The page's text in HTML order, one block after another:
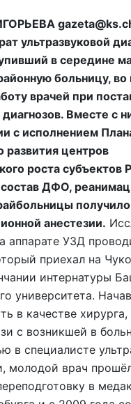
ультразвуковой
в середине
больницу, во
врачей при
Вместе с
с исполнением
развития центров
роста субъектов
ДФО,
анестезии.
аппарате УЗД
приехал на
интернатуры
университета.
в качестве
с возникшей в
в специалисте
молодой врач
в